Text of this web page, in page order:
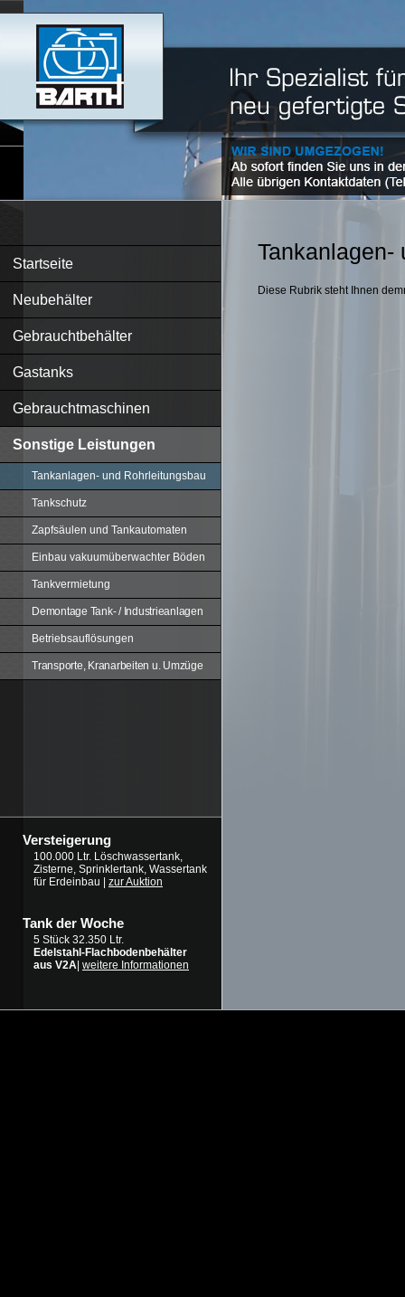
Startseite
Neubehälter
Gebrauchtbehälter
Gastanks
Gebrauchtmaschinen
Sonstige Leistungen
Tankanlagen- und Rohrleitungsbau
Tankschutz
Zapfsäulen und Tankautomaten
Einbau vakuumüberwachter Böden
Tankvermietung
Demontage Tank- / Industrieanlagen
Betriebsauflösungen
Transporte, Kranarbeiten u. Umzüge
Versteigerung
100.000 Ltr. Löschwassertank,
Zisterne, Sprinklertank, Wassertank
für Erdeinbau | zur Auktion
Tank der Woche
5 Stück 32.350 Ltr.
Edelstahl-Flachbodenbehälter
aus V2A weitere Informationen
Tankanlagen-
Diese Rubrik steht Ihnen